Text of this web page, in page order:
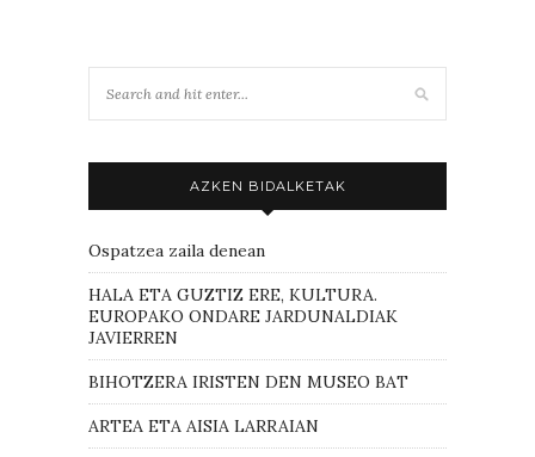
AZKEN BIDALKETAK
Ospatzea zaila denean
HALA ETA GUZTIZ ERE, KULTURA.
EUROPAKO ONDARE JARDUNALDIAK
JAVIERREN
BIHOTZERA IRISTEN DEN MUSEO BAT
ARTEA ETA AISIA LARRAIAN